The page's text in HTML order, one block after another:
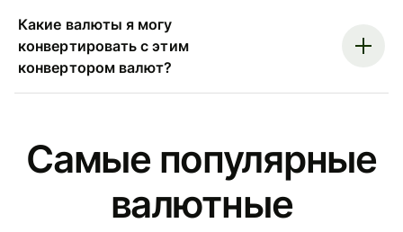
Какие валюты я могу
конвертировать с этим
конвертором валют?
Самые популярные
валютные